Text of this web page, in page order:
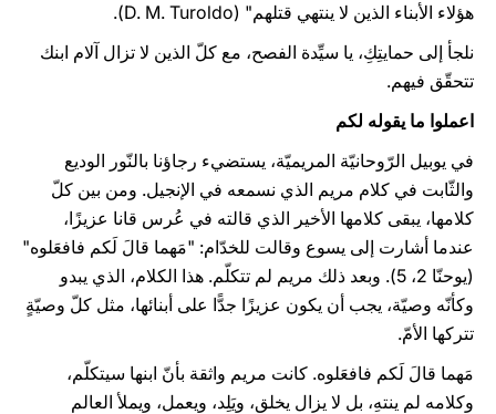
هؤلاء الأبناء الذين لا ينتهي قتلهم" (D. M. Turoldo).
نلجأ إلى حمايتِكِ، يا سيِّدة الفصح، مع كلّ الذين لا تزال آلام ابنك
تتحقّق فيهم.
اعملوا ما يقوله لكم
في يوبيل الرّوحانيّة المريميّة، يستضيء رجاؤنا بالنّور الوديع
والثّابت في كلام مريم الذي نسمعه في الإنجيل. ومن بين كلّ
كلامها، يبقى كلامها الأخير الذي قالته في عُرس قانا عزيزًا،
عندما أشارت إلى يسوع وقالت للخدّام: "مَهما قالَ لَكم فافعَلوه"
(يوحنّا 2، 5). وبعد ذلك مريم لم تتكلّم. هذا الكلام، الذي يبدو
وكأنّه وصيّة، يجب أن يكون عزيزًا جدًّا على أبنائها، مثل كلّ وصيّةٍ
تتركها الأمّ.
مَهما قالَ لَكم فافعَلوه. كانت مريم واثقة بأنّ ابنها سيتكلّم،
وكلامه لم ينتهِ، بل لا يزال يخلق، ويَلِد، ويعمل، ويملأ العالم